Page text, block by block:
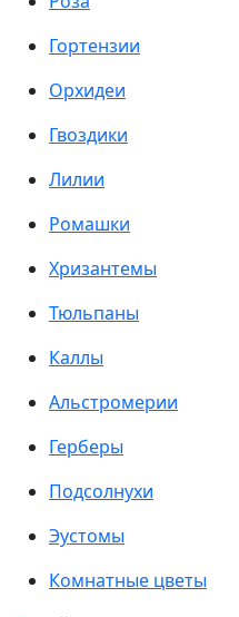
Гортензии
Орхидеи
Гвоздики
Лилии
Ромашки
Хризантемы
Тюльпаны
Каллы
Альстромерии
Герберы
Подсолнухи
Эустомы
Комнатные цветы